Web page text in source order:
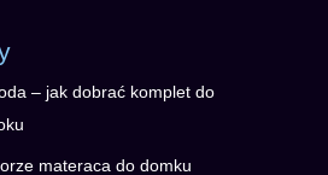
– jak dobrać komplet do
materaca do domku